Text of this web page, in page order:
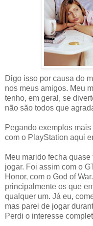
Digo isso por causa do
nos meus amigos. Meu
tenho, em geral, se
não são todos que
Pegando exemplos
com o PlayStation aqui
Meu marido fecha
jogar. Foi assim com o
Honor, com o God of
principalmente os que
qualquer um. Já eu,
mas parei de jogar
Perdi o interesse